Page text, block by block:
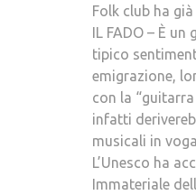
Folk club ha
IL FADO – È
tipico
emigrazione,
con la
infatti
musicali in
L’Unesco ha
Immateriale